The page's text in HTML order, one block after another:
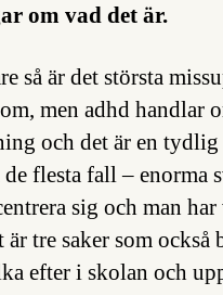
om vad det är.
så är det största
men adhd handlar
och det är en
flesta fall – enorma
sig och man
tre saker som
efter i skolan och